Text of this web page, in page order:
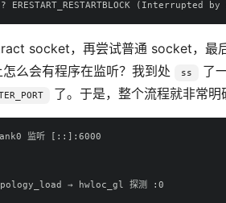
socket，再尝试普通 socket，最
么会有程序在监听？我到处
ss
了
了。于是，整个流程就非常明
rank0 监听 [::]:6000
→ hwloc_gl 探测 :0